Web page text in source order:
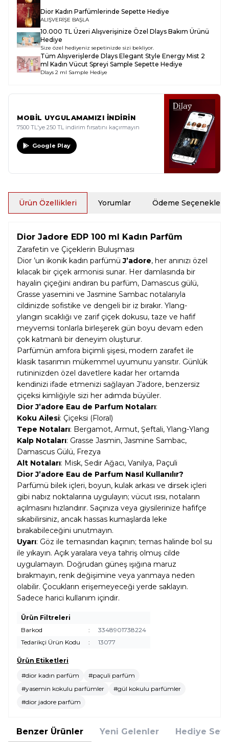
Dior Kadın Parfümlerinde Sepette Hediye
ALIŞVERİŞE BAŞLA
10.000 TL Üzeri Alışverişinize Özel Dlays Bakım Ürünü
Hediye
Size özel hediyeniz sepetinizde sizi bekliyor.
Tüm Alışverişlerde Dlays Elegant Style Energy Mist 2
ml Kadın Vücut Spreyi Sample Sepette Hediye
Dlays 2 ml Sample Hediye
MOBİL UYGULAMAMIZI İNDİRİN
7500 TL'ye 250 TL indirim fırsatını kaçırmayın
Google Play
Ürün Özellikleri Yorumlar Ödeme Seçenekleri
Dior Jadore EDP 100 ml Kadın Parfüm
Zarafetin ve Çiçeklerin Buluşması
Dior ’un ikonik kadın parfümü J’adore, her anınızı özel
kılacak bir çiçek armonisi sunar. Her damlasında bir
hayalin çiçeğini andıran bu parfüm, Damascus gülü,
Grasse yasemini ve Jasmine Sambac notalarıyla
cildinizde sofistike ve dengeli bir iz bırakır. Ylang-
ylangın sıcaklığı ve zarif çiçek dokusu, taze ve hafif
meyvemsi tonlarla birleşerek gün boyu devam eden
çok katmanlı bir deneyim oluşturur.
Parfümün amfora biçimli şişesi, modern zarafet ile
klasik tasarımın mükemmel uyumunu yansıtır. Günlük
rutininizden özel davetlere kadar her ortamda
kendinizi ifade etmenizi sağlayan J’adore, benzersiz
çiçeksi kimliğiyle sizi her adımda büyüler.
Dior J’adore Eau de Parfum Notaları:
Koku Ailesi: Çiçeksi (Floral)
Tepe Notaları: Bergamot, Armut, Şeftali, Ylang-Ylang
Kalp Notaları: Grasse Jasmin, Jasmine Sambac,
Damascus Gülü, Frezya
Alt Notaları: Misk, Sedir Ağacı, Vanilya, Paçuli
Dior J’adore Eau de Parfum Nasıl Kullanılır?
Parfümü bilek içleri, boyun, kulak arkası ve dirsek içleri
gibi nabız noktalarına uygulayın; vücut ısısı, notaların
açılmasını hızlandırır. Saçınıza veya giysilerinize hafifçe
sıkabilirsiniz, ancak hassas kumaşlarda leke
bırakabileceğini unutmayın.
Uyarı: Göz ile temasından kaçının; temas halinde bol su
ile yıkayın. Açık yaralara veya tahriş olmuş cilde
uygulamayın. Doğrudan güneş ışığına maruz
bırakmayın, renk değişimine veya yanmaya neden
olabilir. Çocukların erişemeyeceği yerde saklayın.
Sadece harici kullanım içindir.
Ürün Filtreleri
Barkod
:
3348901738224
Tedarikçi Ürün Kodu
: 13077
Ürün Etiketleri
#dior kadın parfüm
#paçuli parfüm
#yasemin kokulu parfümler
#gül kokulu parfümler
#dior jadore parfüm
Benzer Ürünler Yeni Gelenler Hediye